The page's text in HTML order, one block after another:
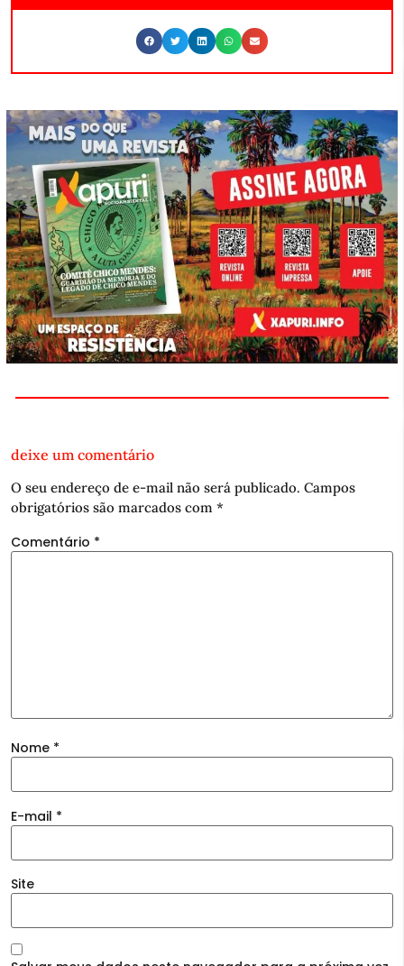
deixe um comentário
O seu endereço de e-mail não será publicado. Campos
obrigatórios são marcados com *
Comentário *
Nome *
E-mail *
Site